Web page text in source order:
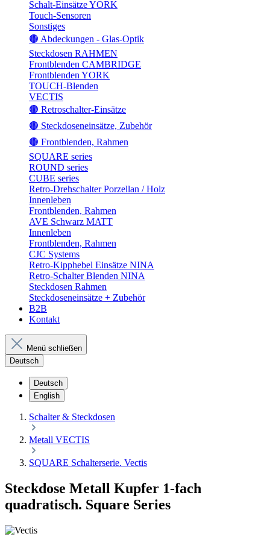
Schalt-Einsätze YORK
Touch-Sensoren
Sonstiges
🟤 Abdeckungen - Glas-Optik
Steckdosen RAHMEN
Frontblenden CAMBRIDGE
Frontblenden YORK
TOUCH-Blenden
VECTIS
🟤 Retroschalter-Einsätze
🟤 Steckdoseneinsätze, Zubehör
🟤 Frontblenden, Rahmen
SQUARE series
ROUND series
CUBE series
Retro-Drehschalter Porzellan / Holz
Innenleben
Frontblenden, Rahmen
AVE Schwarz MATT
Innenleben
Frontblenden, Rahmen
CJC Systems
Retro-Kipphebel Einsätze NINA
Retro-Schalter Blenden NINA
Steckdosen Rahmen
Steckdoseneinsätze + Zubehör
B2B
Kontakt
Menü schließen
Deutsch
Deutsch
English
Schalter & Steckdosen
Metall VECTIS
SQUARE Schalterserie. Vectis
Steckdose Metall Kupfer 1-fach
quadratisch. Square Series